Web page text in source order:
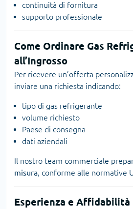
continuità di fornitura
supporto professionale
Come Ordinare Gas
all’Ingrosso
Per ricevere un’offerta
inviare una richiesta indicando:
tipo di gas refrigerante
volume richiesto
Paese di consegna
dati aziendali
Il nostro team commerciale
misura, conforme alle normative
Esperienza e